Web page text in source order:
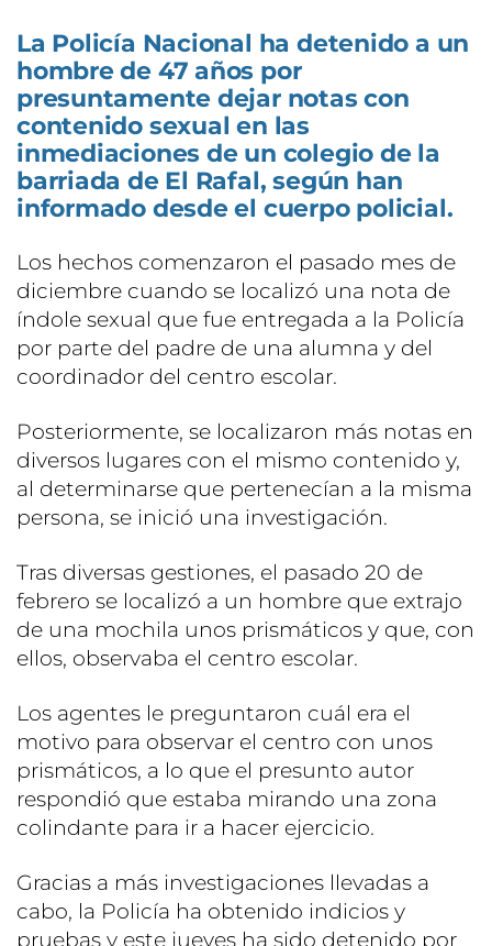
La Policía Nacional ha detenido a un
hombre de 47 años por
presuntamente dejar notas con
contenido sexual en las
inmediaciones de un colegio de la
barriada de El Rafal, según han
informado desde el cuerpo policial.
Los hechos comenzaron el pasado mes de
diciembre cuando se localizó una nota de
índole sexual que fue entregada a la Policía
por parte del padre de una alumna y del
coordinador del centro escolar.
Posteriormente, se localizaron más notas en
diversos lugares con el mismo contenido y,
al determinarse que pertenecían a la misma
persona, se inició una investigación.
Tras diversas gestiones, el pasado 20 de
febrero se localizó a un hombre que extrajo
de una mochila unos prismáticos y que, con
ellos, observaba el centro escolar.
Los agentes le preguntaron cuál era el
motivo para observar el centro con unos
prismáticos, a lo que el presunto autor
respondió que estaba mirando una zona
colindante para ir a hacer ejercicio.
Gracias a más investigaciones llevadas a
cabo, la Policía ha obtenido indicios y
pruebas y este jueves ha sido detenido por